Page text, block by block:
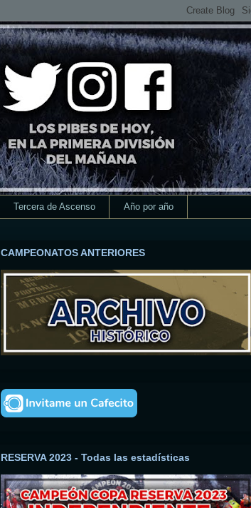
Tercera de Ascenso Año por año
CAMPEONATOS ANTERIORES
RESERVA 2023 - Todas las estadísticas